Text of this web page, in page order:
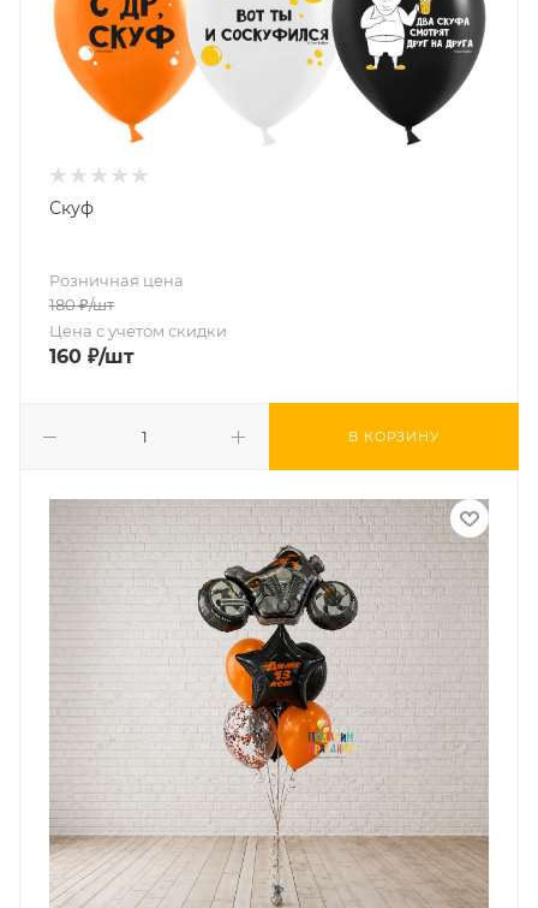
Скуф
Розничная цена
180₽/шт
Цена с учетом скидки
160 ₽/шт
В КОРЗИНУ